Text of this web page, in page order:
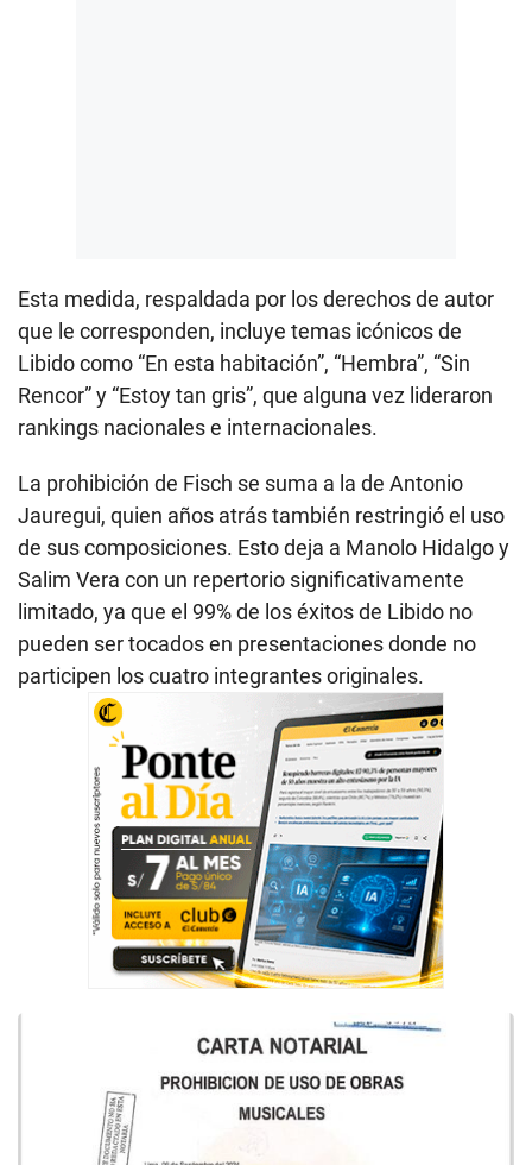
Esta medida, respaldada por los derechos de autor
que le corresponden, incluye temas icónicos de
Libido como “En esta habitación”, “Hembra”, “Sin
Rencor” y “Estoy tan gris”, que alguna vez lideraron
rankings nacionales e internacionales.
La prohibición de Fisch se suma a la de Antonio
Jauregui, quien años atrás también restringió el uso
de sus composiciones. Esto deja a Manolo Hidalgo y
Salim Vera con un repertorio significativamente
limitado, ya que el 99% de los éxitos de Libido no
pueden ser tocados en presentaciones donde no
participen los cuatro integrantes originales.